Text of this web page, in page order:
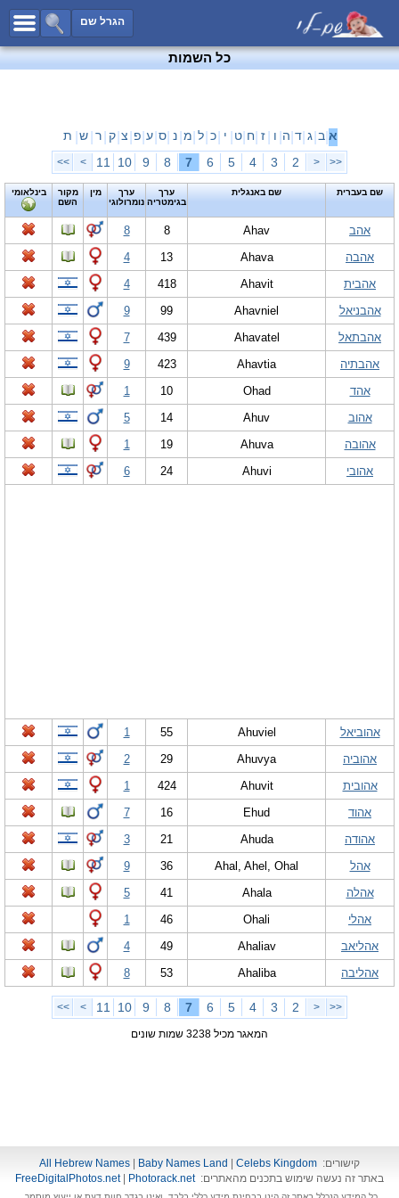
הגרל שם
כל השמות
שמות לבנים
שמות משותפים
שמות נפוצים
שמות נדירים
קטגוריות
מפורסמיםחדש!
נומרולוגיה
הוסף שם
צור קשר
פייסבוק
כל השמות
א ב ג ד ה ו ז ח ט י כ ל מ נ ס ע פ צ ק ר ש ת
<<
<
2
3
4
5
6
7
8
9
10
11
>
>>
שם בעברית שם באנגלית
ערך
בגימטריה
ערך
נומרולוגי
מין
מקור
השם
בינלאומי
אהב Ahav
8
8
אהבה
Ahava
13
4
אהבית
Ahavit
418
4
אהבניאל
Ahavniel
99
9
אהבתאל
Ahavatel
439
7
אהבתיה
Ahavtia
423
9
אהד
Ohad
10
1
אהוב
Ahuv
14
5
אהובה
Ahuva
19
1
אהובי
Ahuvi
24
6
אהוביאל Ahuviel
55
1
אהוביה
Ahuvya
29
2
אהובית
Ahuvit
424
1
אהוד
Ehud
16
7
אהודה
Ahuda
21
3
אהל
Ahal, Ahel, Ohal
36
9
אהלה
Ahala
41
5
אהלי
Ohali
46
1
אהליאב
Ahaliav
49
4
אהליבה
Ahaliba
53
8
<<
<
2
3
4
5
6
7
8
9
10
11
>
>>
המאגר מכיל 3238 שמות שונים
קישורים: All Hebrew Names Baby Names Land
Celebs Kingdom
באתר זה נעשה שימוש בתכנים מהאתרים:
FreeDigitalPhotos.net| Photorack.net